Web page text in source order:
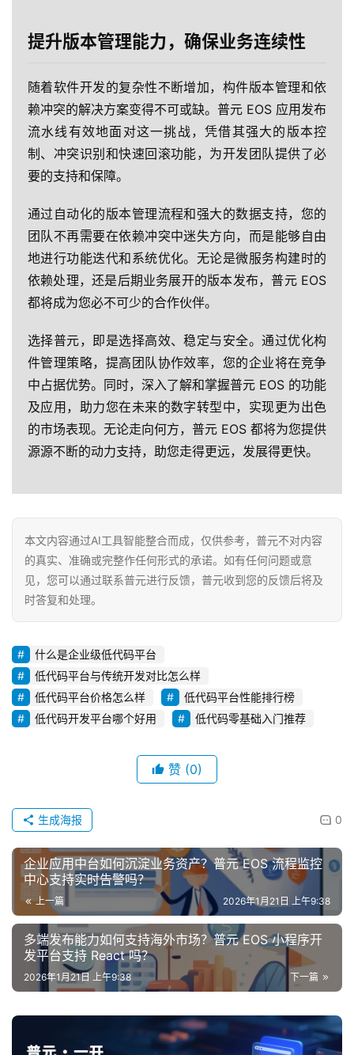
提升版本管理能力，确保业务连续性
随着软件开发的复杂性不断增加，构件版本管理和依
赖冲突的解决方案变得不可或缺。普元 EOS 应用发布
流水线有效地面对这一挑战，凭借其强大的版本控
制、冲突识别和快速回滚功能，为开发团队提供了必
要的支持和保障。
通过自动化的版本管理流程和强大的数据支持，您的
团队不再需要在依赖冲突中迷失方向，而是能够自由
地进行功能迭代和系统优化。无论是微服务构建时的
依赖处理，还是后期业务展开的版本发布，普元 EOS
都将成为您必不可少的合作伙伴。
选择普元，即是选择高效、稳定与安全。通过优化构
件管理策略，提高团队协作效率，您的企业将在竞争
中占据优势。同时，深入了解和掌握普元 EOS 的功能
及应用，助力您在未来的数字转型中，实现更为出色
的市场表现。无论走向何方，普元 EOS 都将为您提供
源源不断的动力支持，助您走得更远，发展得更快。
本文内容通过AI工具智能整合而成，仅供参考，普元不对内容
的真实、准确或完整作任何形式的承诺。如有任何问题或意
见，您可以通过联系普元进行反馈，普元收到您的反馈后将及
时答复和处理。
什么是企业级低代码平台
低代码平台与传统开发对比怎么样
低代码平台价格怎么样
低代码平台性能排行榜
低代码开发平台哪个好用
低代码零基础入门推荐
赞 (0)
0
生成海报
企业应用中台如何沉淀业务资产？普元 EOS 流程监控
中心支持实时告警吗？
上一篇 2026年1月21日 上午9:38
多端发布能力如何支持海外市场？普元 EOS 小程序开
发平台支持 React 吗？
下一篇
2026年1月21日 上午9:38